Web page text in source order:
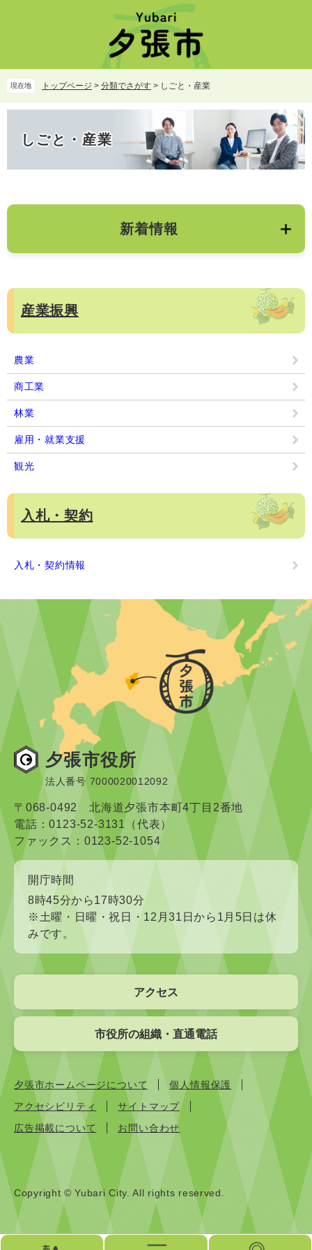
頭
で
す。
飛
ば
し
へ
現在地 トップページ > 分類でさがす > しごと・産業
しごと・産業
新着情報
産業振興
農業
商工業
林業
雇用・就業支援
観光
入札・契約
入札・契約情報
夕張市役所
法人番号 7000020012092
〒068-0492 北海道夕張市本町4丁目2番地
電話：0123-52-3131（代表）
ファックス：0123-52-1054
開庁時間
8時45分から17時30分
※土曜・日曜・祝日・12月31日から1月5日は休
みです。
アクセス
市役所の組織・直通電話
夕張市ホームページについて
個人情報保護
アクセシビリティ
サイトマップ
広告掲載について
お問い合わせ
Copyright © Yubari City. All rights reserved.